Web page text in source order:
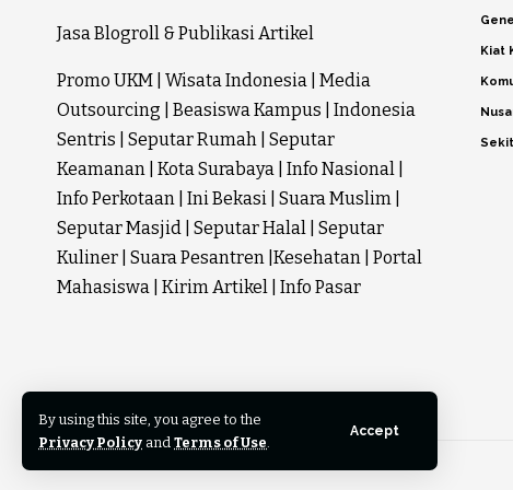
By using this site, you agree to the
Privacy Policy and Terms of Use.
Accept
Jasa Blogroll & Publikasi Artikel
Promo UKM Wisata Indonesia Media
Outsourcing
Beasiswa Kampus
Indonesia
Sentris
Seputar Rumah Seputar
Keamanan Kota Surabaya Info Nasional
Info Perkotaan Ini Bekasi Suara Muslim
Seputar Masjid Seputar Halal Seputar
Kuliner Suara Pesantren Kesehatan Portal
Mahasiswa Kirim Artikel Info Pasar
Kiat